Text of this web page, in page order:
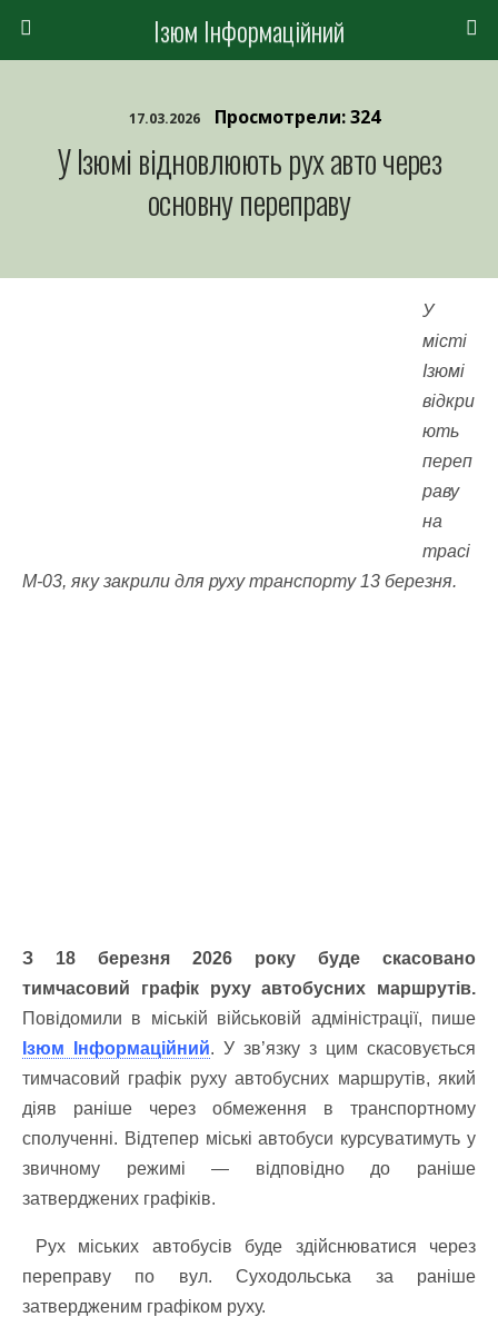
Ізюм Інформаційний
17.03.2026 Просмотрели: 324
У Ізюмі відновлюють рух авто через
основну переправу
У
місті
Ізюмі
відкри
ють
переп
раву
на
трасі
М-03, яку закрили для руху транспорту 13 березня.
З 18 березня 2026 року буде скасовано
тимчасовий графік руху автобусних маршрутів.
Повідомили в міській військовій адміністрації, пише
Ізюм Інформаційний. У зв’язку з цим скасовується
тимчасовий графік руху автобусних маршрутів, який
діяв раніше через обмеження в транспортному
сполученні. Відтепер міські автобуси курсуватимуть у
звичному режимі — відповідно до раніше
затверджених графіків.
Рух міських автобусів буде здійснюватися через
переправу по вул. Суходольська за раніше
затвердженим графіком руху.